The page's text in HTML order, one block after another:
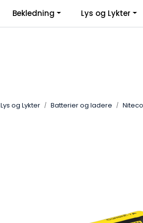
Bekledning Lys og Lykter
Lys og Lykter Batterier og ladere